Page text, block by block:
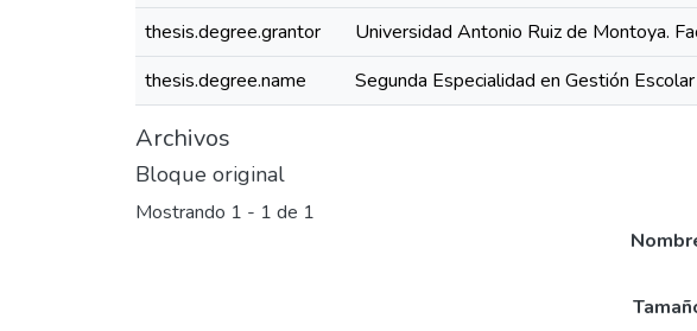
thesis.degree.grantor
Universidad Antonio Ruiz de Montoya.
thesis.degree.name
Segunda Especialidad en Gestión
Archivos
Bloque original
Mostrando 1 - 1 de 1